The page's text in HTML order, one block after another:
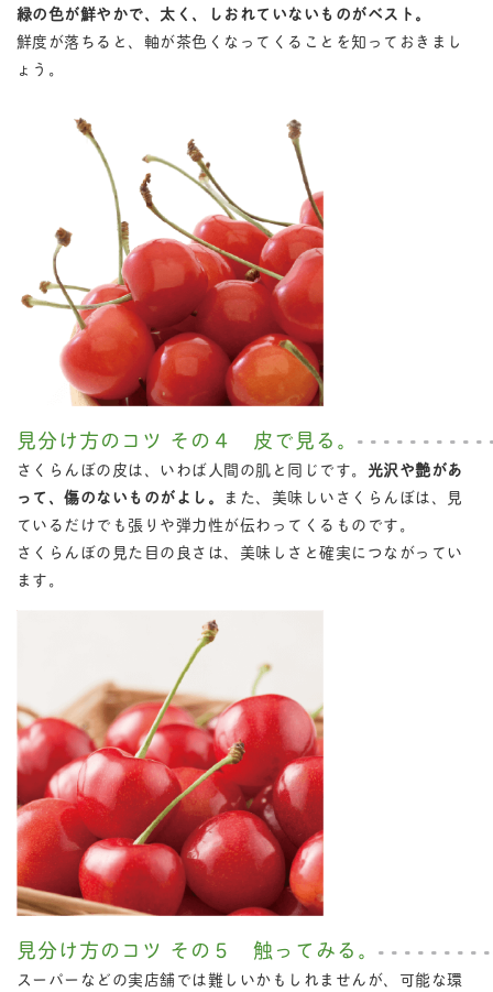
緑の色が鮮やかで、太く、しおれていないものがベスト。
鮮度が落ちると、軸が茶色くなってくることを知っておきまし
ょう。
見分け方のコツ その４ 皮で見る。
さくらんぼの皮は、いわば人間の肌と同じです。 光沢や艶があ
って、傷のないものがよし。 また、美味しいさくらんぼは、見
ているだけでも張りや弾力性が伝わってくるものです。
さくらんぼの見た目の良さは、美味しさと確実につながってい
ます。
見分け方のコツ その５ 触ってみる。
スーパーなどの実店舗では難しいかもしれませんが、可能な環